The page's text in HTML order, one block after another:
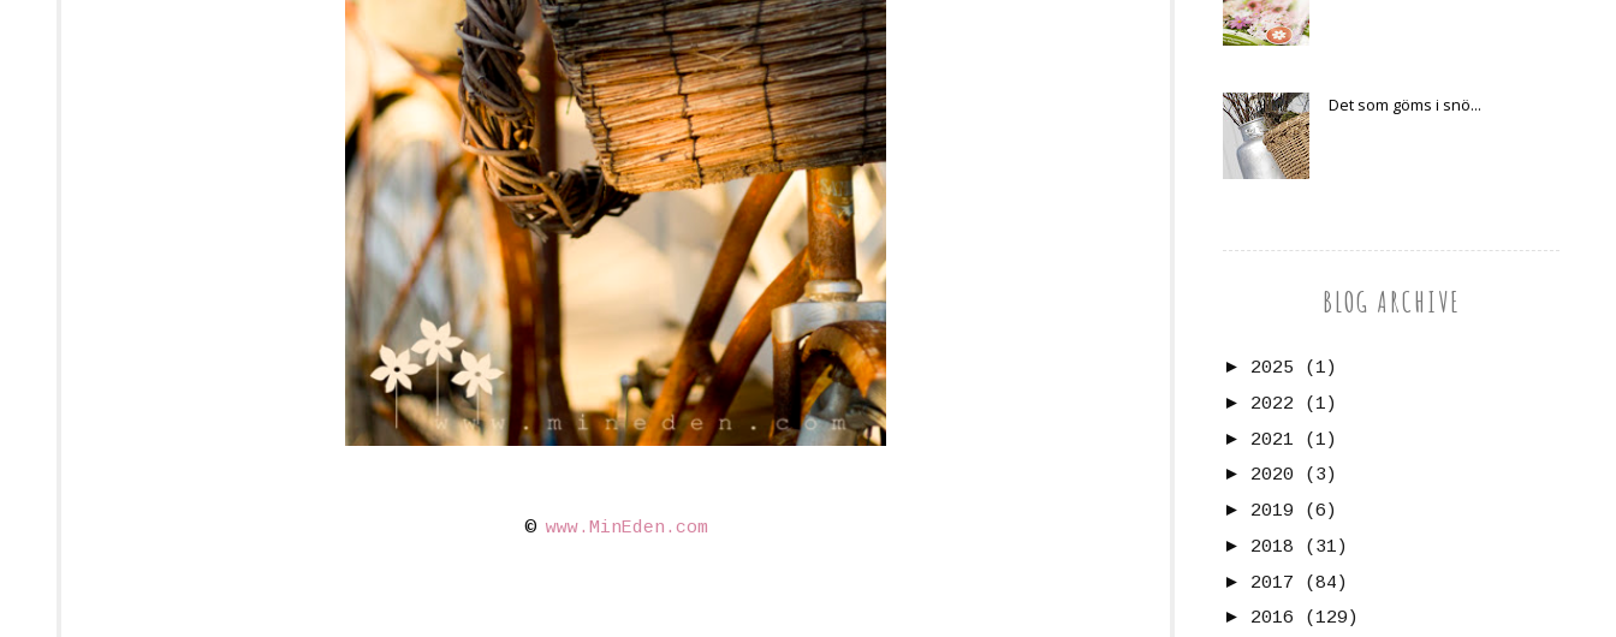
© www.MinEden.com
Det som göms i snö...
BLOG ARCHIVE
► 2025
(1)
► 2022
(1)
► 2021
(1)
► 2020
(3)
► 2019
(6)
► 2018
(31)
► 2017
(84)
► 2016
(129)